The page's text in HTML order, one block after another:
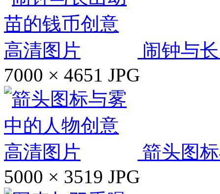
闹钟与
7000 × 4651 JPG
箭头图
5000 × 3519 JPG